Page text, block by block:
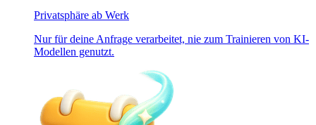
Privatsphäre ab Werk
Nur für deine Anfrage verarbeitet, nie zum Trainieren von KI-
Modellen genutzt.